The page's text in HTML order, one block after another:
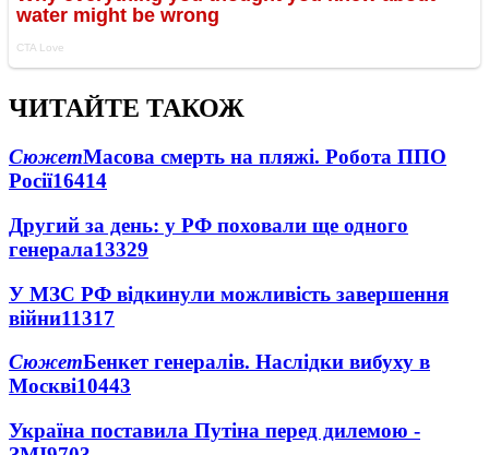
ЧИТАЙТЕ ТАКОЖ
СюжетМасова смерть на пляжі. Робота ППО
Росії16414
Другий за день: у РФ поховали ще одного
генерала13329
У МЗС РФ відкинули можливість завершення
війни11317
СюжетБенкет генералів. Наслідки вибуху в
Москві10443
Україна поставила Путіна перед дилемою -